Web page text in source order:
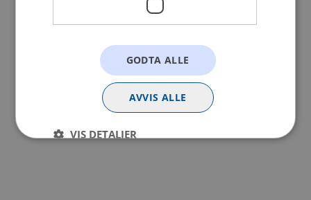
GODTA ALLE
AVVIS ALLE
VIS DETALJER